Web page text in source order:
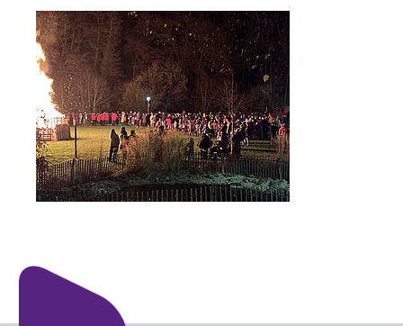
Zweck:
Seitenstatistik
Cookie Laufzeit:
13 Monate
_pk_ref
Name:
Seitenstatistik
Zweck:
Seitenstatistik